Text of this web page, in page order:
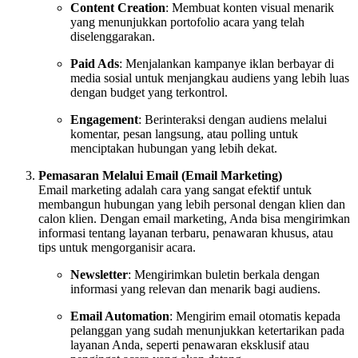
Content Creation: Membuat konten visual menarik
yang menunjukkan portofolio acara yang telah
diselenggarakan.
Paid Ads: Menjalankan kampanye iklan berbayar di
media sosial untuk menjangkau audiens yang lebih luas
dengan budget yang terkontrol.
Engagement: Berinteraksi dengan audiens melalui
komentar, pesan langsung, atau polling untuk
menciptakan hubungan yang lebih dekat.
Pemasaran Melalui Email (Email Marketing)
Email marketing adalah cara yang sangat efektif untuk
membangun hubungan yang lebih personal dengan klien dan
calon klien. Dengan email marketing, Anda bisa mengirimkan
informasi tentang layanan terbaru, penawaran khusus, atau
tips untuk mengorganisir acara.
Newsletter: Mengirimkan buletin berkala dengan
informasi yang relevan dan menarik bagi audiens.
Email Automation: Mengirim email otomatis kepada
pelanggan yang sudah menunjukkan ketertarikan pada
layanan Anda, seperti penawaran eksklusif atau